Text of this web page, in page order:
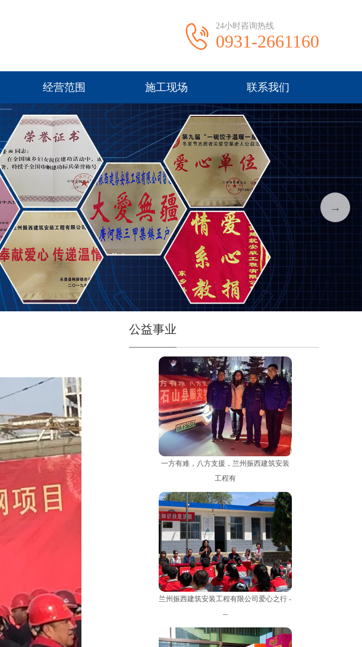
24小时咨询热线
0931-2661160
经营范围 施工现场 联系我们
→
公益事业
一方有难，八方支援，兰州振西建筑安装
工程有
兰州振西建筑安装工程有限公司爱心之行 -
--